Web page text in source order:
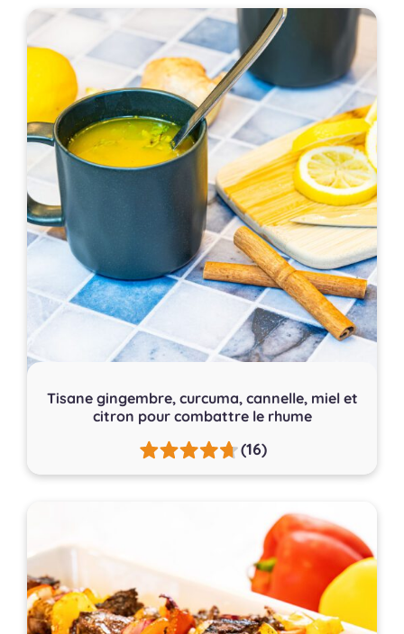
Tisane gingembre, curcuma, cannelle, miel et
citron pour combattre le rhume
(16)